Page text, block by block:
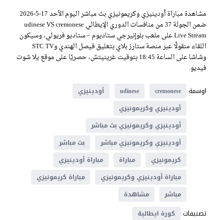
مشاهدة مباراة أودينيزي وكريمونيزي بث مباشر اليوم الأحد 17-5-2026
ضمن الجولة 37 من منافسات الدوري الإيطالي udinese VS cremonese
Live Stream على ملعب بلوإنيرجي ستاديوم – ستاديو فريولي، وسيكون
اللقاء منقولًا عبر منصة ستارز بلاي بتعليق فيصل الهندي وSTC TV
وشاشا على الساعة 18:45 بتوقيت غرينيتش، حصريًا على موقع يلا شوت
فيديو.
اوسمة
cremonese
udinese
أودينيزي
أودينيزي وكريمونيزي
أودينيزي وكريمونيزي بث مباشر
أودينيزي وكريمونيزي مباشر
بث مباشر
كريمونيزي
مباراة
مباراة أودينيزي
مباراة أودينيزي وكريمونيزي
مباراة كريمونيزي
مباشر
مشاهدة
تصنيفات كورة ايطالية